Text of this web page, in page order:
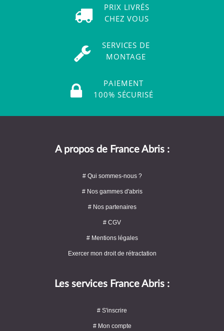
PRIX LIVRÉS
CHEZ VOUS
SERVICES DE
MONTAGE
PAIEMENT
100% SÉCURISÉ
A propos de France Abris :
# Qui sommes-nous ?
# Nos gammes d'abris
# Nos partenaires
# CGV
# Mentions légales
Exercer mon droit de rétractation
Les services France Abris :
# S'inscrire
# Mon compte